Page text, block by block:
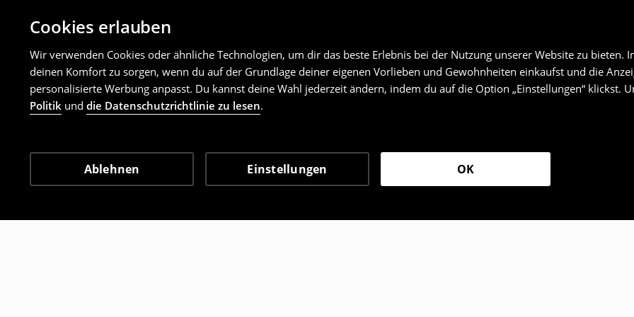
Cookies erlauben
Wir verwenden Cookies oder ähnliche Technologien, um dir das beste Erlebnis bei der Nutzung unserer Website zu
deinen Komfort zu sorgen, wenn du auf der Grundlage deiner eigenen Vorlieben und Gewohnheiten einkaufst und die
personalisierte Werbung anpasst. Du kannst deine Wahl jederzeit ändern, indem du auf die Option „Einstellungen“
Politik und die Datenschutzrichtlinie zu lesen.
Ablehnen Einstellungen OK